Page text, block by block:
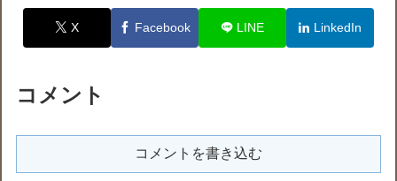
X Facebook LINE LinkedIn
コメント
コメントを書き込む